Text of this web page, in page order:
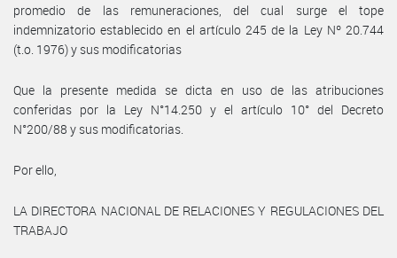
promedio de las remuneraciones, del cual surge el tope
indemnizatorio establecido en el artículo 245 de la Ley Nº 20.744
(t.o. 1976) y sus modificatorias
Que la presente medida se dicta en uso de las atribuciones
conferidas por la Ley N°14.250 y el artículo 10° del Decreto
N°200/88 y sus modificatorias.
Por ello,
LA DIRECTORA NACIONAL DE RELACIONES Y REGULACIONES DEL
TRABAJO